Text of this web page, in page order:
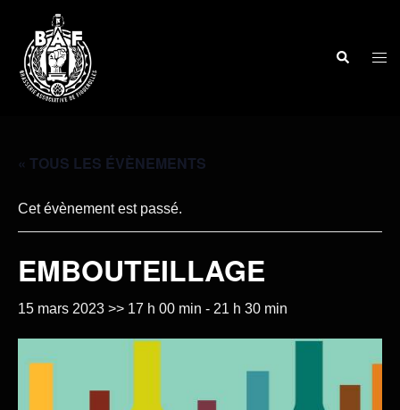
« TOUS LES ÉVÈNEMENTS
Cet évènement est passé.
EMBOUTEILLAGE
15 mars 2023 >> 17 h 00 min - 21 h 30 min